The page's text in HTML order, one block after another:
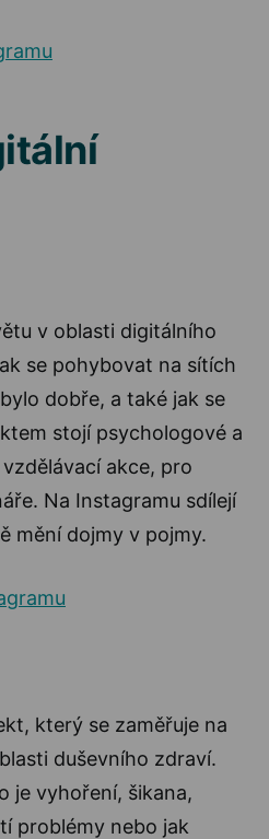
v oblasti digitálního
se pohybovat na sítích
dobře, a také jak se
stojí psychologové a
akce, pro
Na Instagramu sdílejí
mění dojmy v pojmy.
který se zaměřuje na
duševního zdraví.
je vyhoření, šikana,
problémy nebo jak